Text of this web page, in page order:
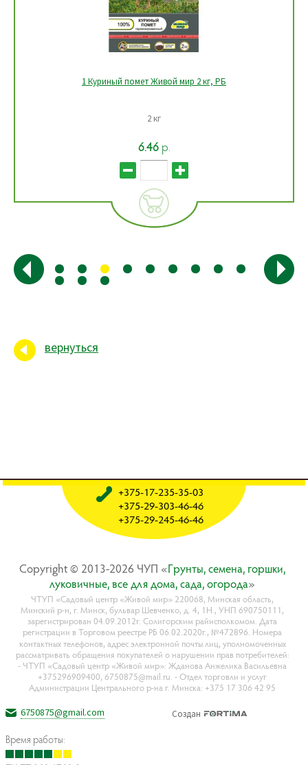
1 Удобрение для декоративно-лиственных комнатных
Объем 0,5 л
5.03р.
вернуться
Copyright © 2013-2026 ЧУП «Гpyнты, ceмeнa, гopшки,
лyкoвичныe, вce для дoмa, caдa, oгopoдa»
ЧТУП «Садовый центр «Живой мир» 220068, Минская область,
Минский р-н, г. Минск, бульвар Шевченко, д. 4, 1Н., УНП 690750111,
зарегистрирован 04.09.2012г. Солигорским райисполкомом. Дата
регистрации в Торговом реестре РБ 06.02.2020г., №472896. Номера
контактных телефонов, адрес электронной почты лиц, уполномоченных
рассматривать обращения покупателей о нарушении прав потребителей:
- ЧТУП «Садовый центр «Живой мир»: Жданова Анжелика Васильевна
+375296909400, 6750875@mail.ru. - Отдел торговли и услуг
Администрации Центрального р-на г. Минска: +375 17 306 42 95
+375-17-235-35-03
+375-29-303-46-46
+375-29-245-46-46
6750875@gmail.com
Время работы:
Создан